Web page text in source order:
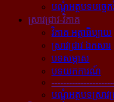
បណ្ដុំអត្ថបទបច្ចេក
ស្រាវជ្រាវ-វិភាគ
វិភាគ អត្ថាធិប្បាយ
ស្រាវជ្រាវ ឯកសារ
បទសម្ភាស
បទយកការណ៍
បណ្ដុំអត្ថបទស្រាវជ្